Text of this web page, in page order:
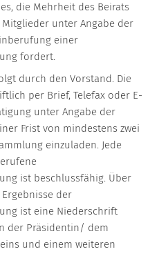
die Mehrheit des Beirats
unter Angabe der
einer
fordert.
durch den Vorstand. Die
per Brief, Telefax oder E-
unter Angabe der
Frist von mindestens zwei
einzuladen. Jede
ist beschlussfähig. Über
der
ist eine Niederschrift
der Präsidentin/ dem
und einem weiteren